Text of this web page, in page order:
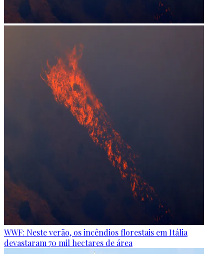
WWF: Neste verão, os incêndios florestais em Itália
devastaram 70 mil hectares de área